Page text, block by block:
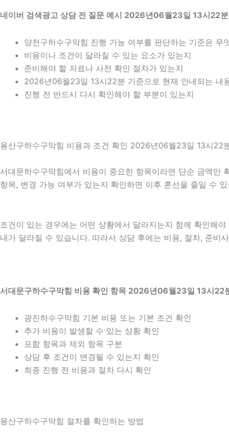
네이버 검색광고 상담 전 질문 예시 2026년06월23일 13시22분
양천구하수구막힘 진행 가능 여부를 판단하는 기준은 무
비용이나 조건이 달라질 수 있는 요소가 있는지
준비해야 할 자료나 사전 확인 절차가 있는지
2026년06월23일 13시22분 기준으로 현재 안내되는 내
진행 전 반드시 다시 확인해야 할 부분이 있는지
용산구하수구막힘 비용과 조건 확인 2026년06월23일 13시22
서대문하수구막힘에서 비용이 중요한 항목이라면 단순 금액
항목, 변경 가능 여부가 있는지 확인하면 이후 혼선을 줄일 수
조건이 있는 경우에는 어떤 상황에서 달라지는지 함께 확인해
내가 달라질 수 있습니다. 따라서 상담 후에는 비용, 절차, 준비
서대문구하수구막힘 비용 확인 항목 2026년06월23일 13시22
광진하수구막힘 기본 비용 또는 기본 조건 확인
추가 비용이 발생할 수 있는 상황 확인
포함 항목과 제외 항목 구분
상담 후 조건이 변경될 수 있는지 확인
최종 진행 전 비용과 절차 다시 확인
용산구하수구막힘 절차를 확인하는 방법